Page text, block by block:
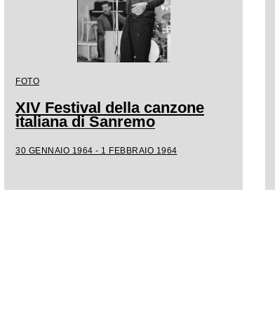
FOTO
XIV Festival della canzone
italiana di Sanremo
30 GENNAIO 1964 - 1 FEBBRAIO 1964